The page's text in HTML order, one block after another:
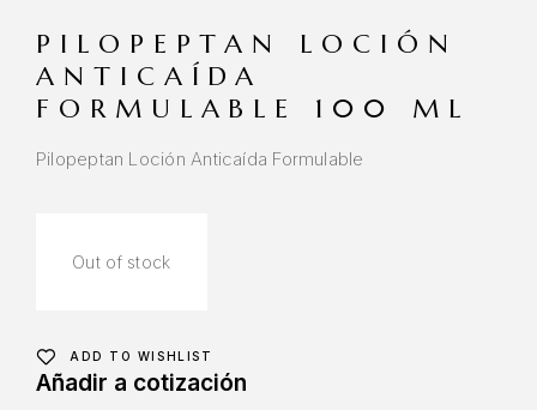
PILOPEPTAN LOCIÓN
ANTICAÍDA
FORMULABLE 100 ML
Pilopeptan Loción Anticaída Formulable
Out of stock
ADD TO WISHLIST
Añadir a cotización